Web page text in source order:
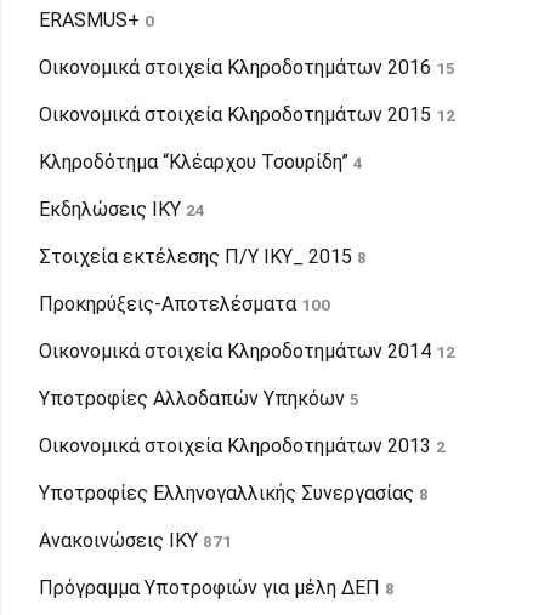
ERASMUS+ 0
Οικονομικά στοιχεία Κληροδοτημάτων 2016 15
Οικονομικά στοιχεία Κληροδοτημάτων 2015 12
Κληροδότημα “Κλέαρχου Τσουρίδη” 4
Εκδηλώσεις IKY 24
Στοιχεία εκτέλεσης Π/Υ ΙΚΥ_ 2015 8
Προκηρύξεις-Αποτελέσματα 100
Οικονομικά στοιχεία Κληροδοτημάτων 2014 12
Υποτροφίες Αλλοδαπών Υπηκόων 5
Οικονομικά στοιχεία Κληροδοτημάτων 2013 2
Υποτροφίες Ελληνογαλλικής Συνεργασίας 8
Ανακοινώσεις ΙΚΥ 871
Πρόγραμμα Υποτροφιών για μέλη ΔΕΠ 8